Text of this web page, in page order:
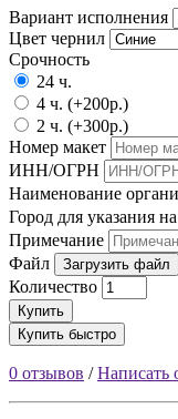
Вариант исполнения
Цвет чернил
Срочность
24 ч.
4 ч. (+200р.)
2 ч. (+300р.)
Номер макет
ИНН/ОГРН
Наименование
Город для указания
Примечание
Файл
Загрузить файл
Количество
Купить
Купить быстро
0 отзывов /Написать